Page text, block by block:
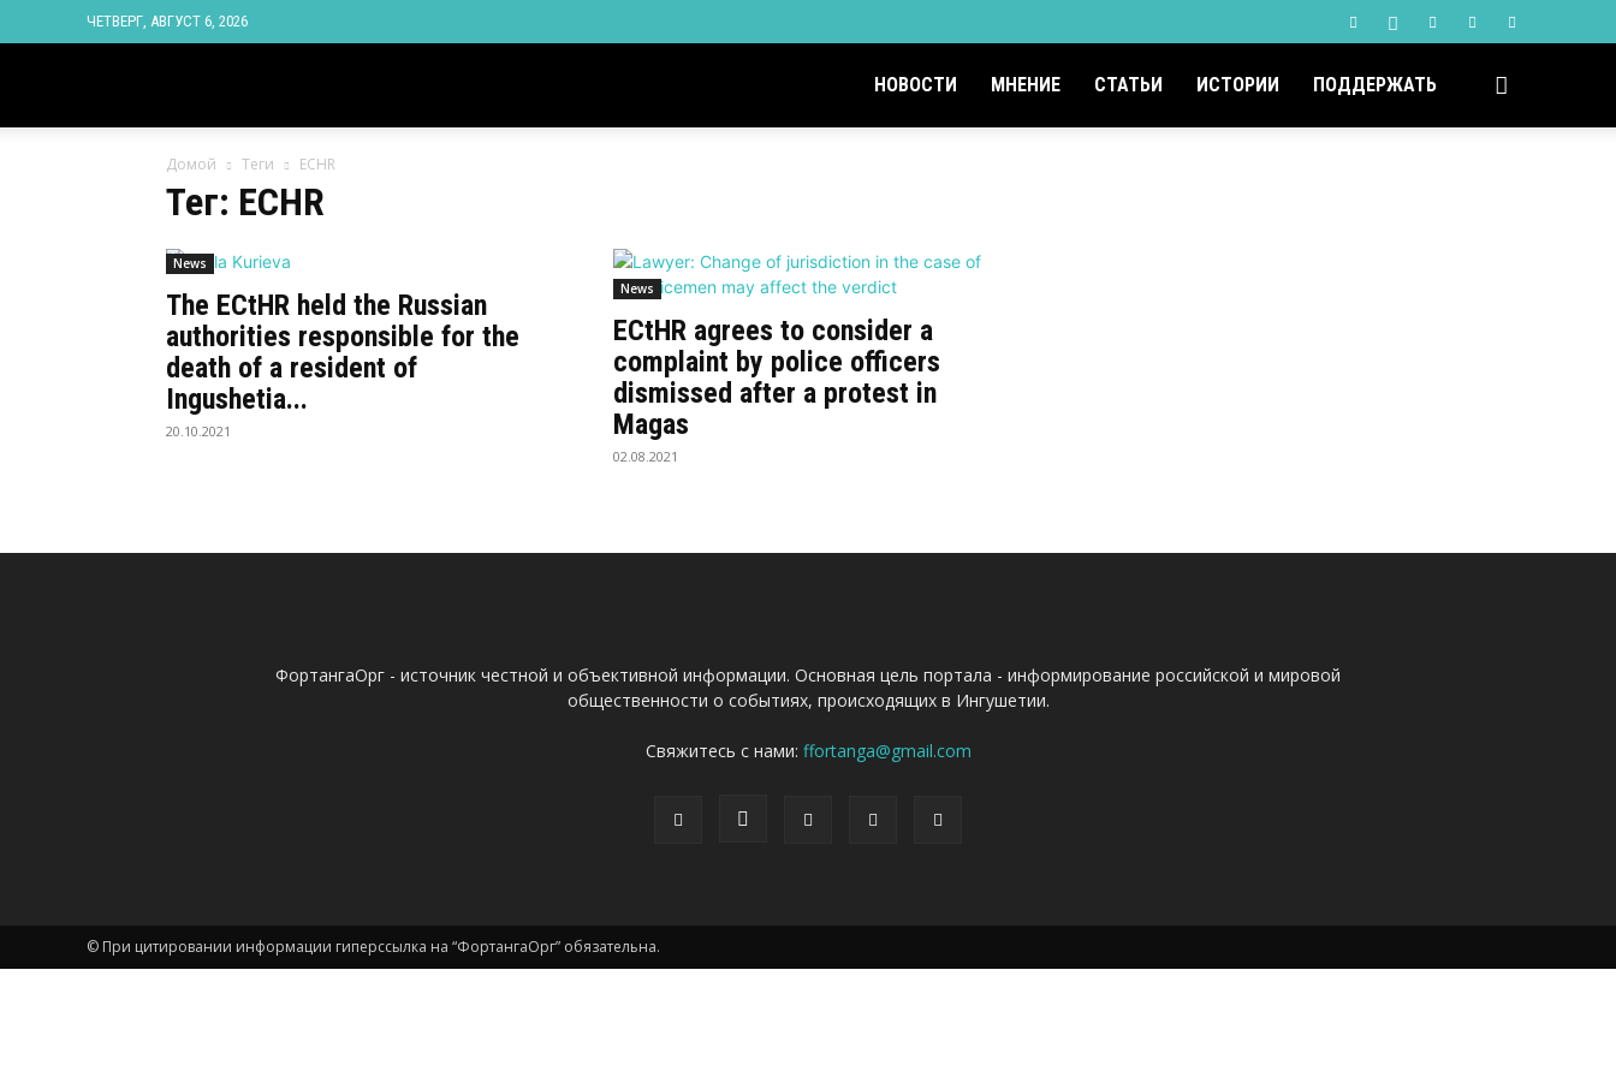
ЧЕТВЕРГ, АВГУСТ 6, 2026
Ингушетии
НОВОСТИ МНЕНИЕ СТАТЬИ ИСТОРИИ ПОДДЕРЖАТЬ
Домой Теги ECHR
Тег: ECHR
News
The ECtHR held the Russian
authorities responsible for the
death of a resident of
Ingushetia...
20.10.2021
News
ECtHR agrees to consider a
complaint by police officers
dismissed after a protest in
Magas
02.08.2021
ФортангаОрг - источник честной и объективной информации. Основная цель портала - информирование российской и мировой
общественности о событиях, происходящих в Ингушетии.
Свяжитесь с нами: ffortanga@gmail.com
© При цитировании информации гиперссылка на “ФортангаОрг” обязательна.